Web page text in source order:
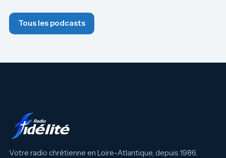
Tous les podcasts
Votre radio chrétienne en Loire-Atlantique, depuis 1986.